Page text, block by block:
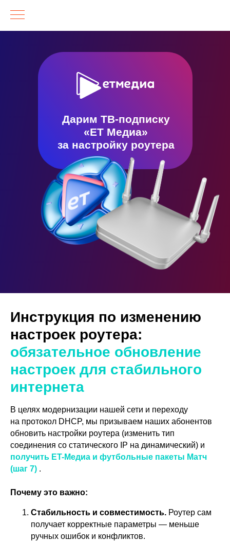
Дарим ТВ-подписку
«ЕТ Медиа»
за настройку роутера
Инструкция по изменению
настроек роутера:
обязательное обновление
настроек для стабильного
интернета
В целях модернизации нашей сети и переходу
на протокол DHCP, мы призываем наших абонентов
обновить настройки роутера (изменить тип
соединения со статического IP на динамический) и
получить ET-Медиа и футбольные пакеты Матч
(шаг 7) .
Почему это важно:
Стабильность и совместимость. Роутер сам
получает корректные параметры — меньше
ручных ошибок и конфликтов.